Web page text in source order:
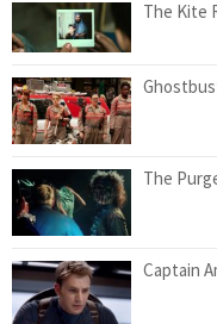
The Kite
The
Captain